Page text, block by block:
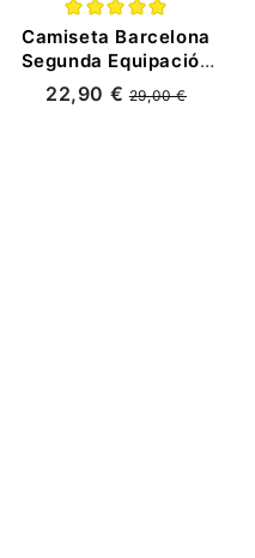
Camiseta Barcelona
Segunda Equipación
Retro 2006/07
Naranja
22,90 €29,00 €